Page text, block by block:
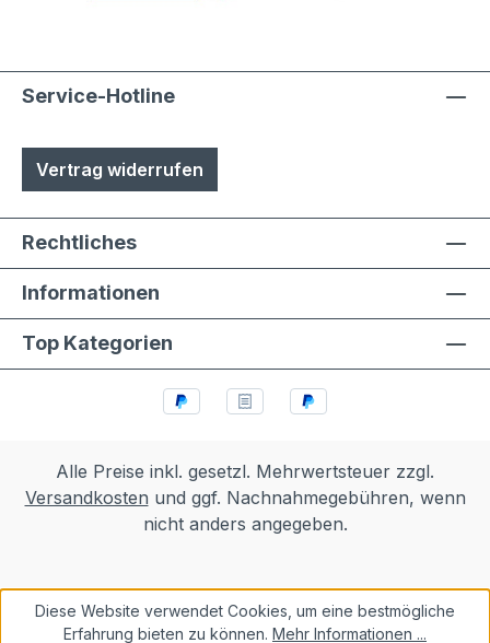
Service-Hotline
Vertrag widerrufen
Rechtliches
Informationen
Top Kategorien
Alle Preise inkl. gesetzl. Mehrwertsteuer zzgl.
Versandkosten und ggf. Nachnahmegebühren, wenn
nicht anders angegeben.
Diese Website verwendet Cookies, um eine bestmögliche
Erfahrung bieten zu können. Mehr Informationen ...